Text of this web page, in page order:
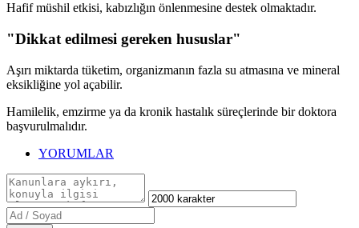
Hafif müshil etkisi, kabızlığın önlenmesine destek olmaktadır.
"Dikkat edilmesi gereken hususlar"
Aşırı miktarda tüketim, organizmanın fazla su atmasına ve mineral
eksikliğine yol açabilir.
Hamilelik, emzirme ya da kronik hastalık süreçlerinde bir doktora
başvurulmalıdır.
YORUMLAR